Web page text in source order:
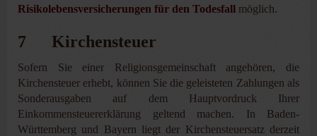
Risikolebensversicherungen für den Todesfall möglich.
7 Kirchensteuer
Sofern Sie einer Religionsgemeinschaft angehören, die
Kirchensteuer erhebt, können Sie die geleisteten Zahlungen als
Sonderausgaben auf dem Hauptvordruck Ihrer
Einkommensteuererklärung geltend machen. In Baden-
Württemberg und Bayern liegt der Kirchensteuersatz derzeit